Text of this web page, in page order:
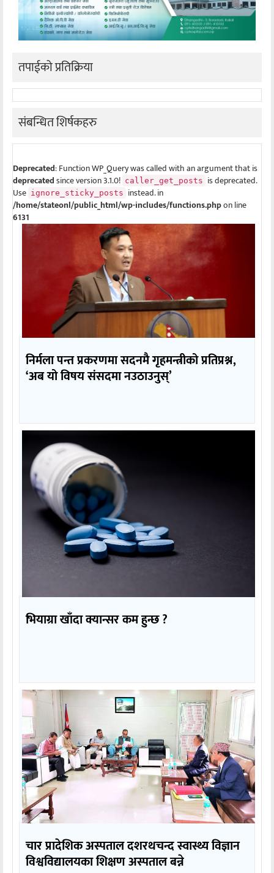
तपाईको प्रतिक्रिया
संबन्धित शिर्षकहरु
Deprecated: Function WP_Query was called with an argument that is
deprecatedsince version 3.1.0! caller_get_posts is deprecated.
Use ignore_sticky_posts instead. in
/home/stateonl/public_html/wp-includes/functions.phpon line
6131
निर्मला पन्त प्रकरणमा सदनमै गृहमन्त्रीको प्रतिप्रश्न,
‘अब यो विषय संसदमा नउठाउनुस्’
भियाग्रा खाँदा क्यान्सर कम हुन्छ ?
चार प्रादेशिक अस्पताल दशरथचन्द स्वास्थ्य विज्ञान
विश्वविद्यालयका शिक्षण अस्पताल बन्ने